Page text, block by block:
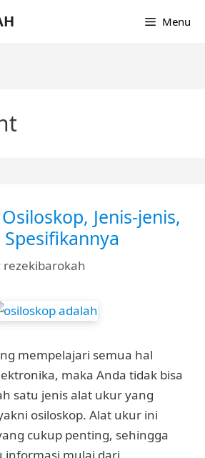
Menu
Jenis-jenis,
rezekibarokah
mempelajari semua hal
maka Anda tidak bisa
satu jenis alat ukur yang
osiloskop. Alat ukur ini
cukup penting, sehingga
informasi mulai dari